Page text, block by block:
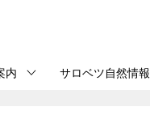
内 サロベツ自然情報